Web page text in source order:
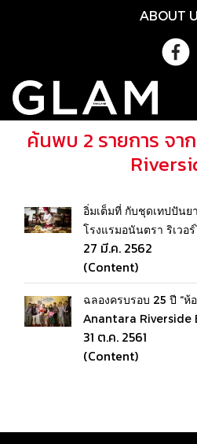
ABOUT
ค้นพบ 2 รายการ จา
อิ่มเต็มที่ กับชุดเทปปันย
โรงแรมอนันตรา ริเวอ
27 มี.ค. 2562
(Content)
ฉลองครบรอบ 25 ปี “ห้
Anantara Riverside
31 ต.ค. 2561
(Content)